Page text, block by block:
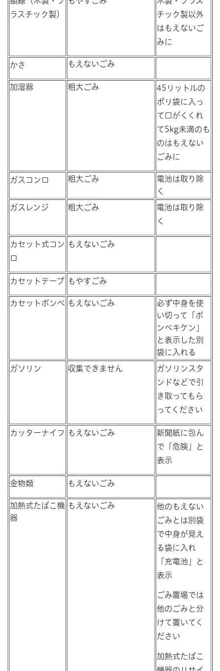
ラスチック製）
チック製以外
はもえないご
みに
かさ もえないごみ
加湿器 粗大ごみ
45リットルの
ポリ袋に入っ
て口がくくれ
て5kg未満のも
のはもえない
ごみに
ガスコンロ 粗大ごみ
電池は取り除
く
ガスレンジ 粗大ごみ
電池は取り除
く
カセット式コン
ロ
もえないごみ
カセットテープ もやすごみ
カセットボンベ もえないごみ
必ず中身を使
い切って「ボ
ンベキケン」
と表示した別
袋に入れる
ガソリン 収集できません
ガソリンスタ
ンドなどで引
き取ってもら
ってください
カッターナイフ もえないごみ
新聞紙に包ん
で「危険」と
表示
金物類 もえないごみ
加熱式たばこ機
器
もえないごみ
他のもえない
ごみとは別袋
で中身が見え
る袋に入れ
「充電池」と
表示
ごみ置場では
他のごみと分
けて置いてく
ださい
加熱式たばこ